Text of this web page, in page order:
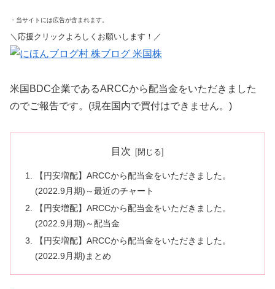
・当サイトには広告が含まれます。
＼応援クリックよろしくお願いします！／
米国BDC企業であるARCCから配当金をいただきました
のでご報告です。(現在国内で買付はできません。)
目次
【円安増配】ARCCから配当金をいただきました。
(2022.9月期)～最近のチャート
【円安増配】ARCCから配当金をいただきました。
(2022.9月期)～配当金
【円安増配】ARCCから配当金をいただきました。
(2022.9月期)まとめ